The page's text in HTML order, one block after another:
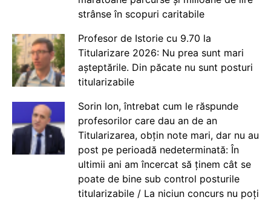
strânse în scopuri caritabile
Profesor de Istorie cu 9.70 la
Titularizare 2026: Nu prea sunt mari
așteptările. Din păcate nu sunt posturi
titularizabile
Sorin Ion, întrebat cum le răspunde
profesorilor care dau an de an
Titularizarea, obțin note mari, dar nu au
post pe perioadă nedeterminată: În
ultimii ani am încercat să ținem cât se
poate de bine sub control posturile
titularizabile / La niciun concurs nu poți